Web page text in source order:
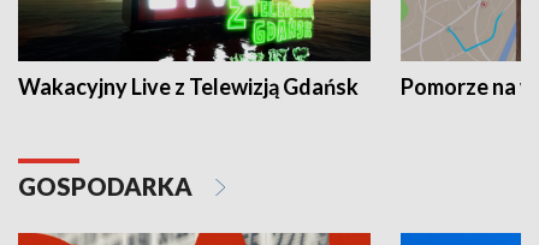
Wakacyjny Live z Telewizją Gdańsk Pomorze na
GOSPODARKA